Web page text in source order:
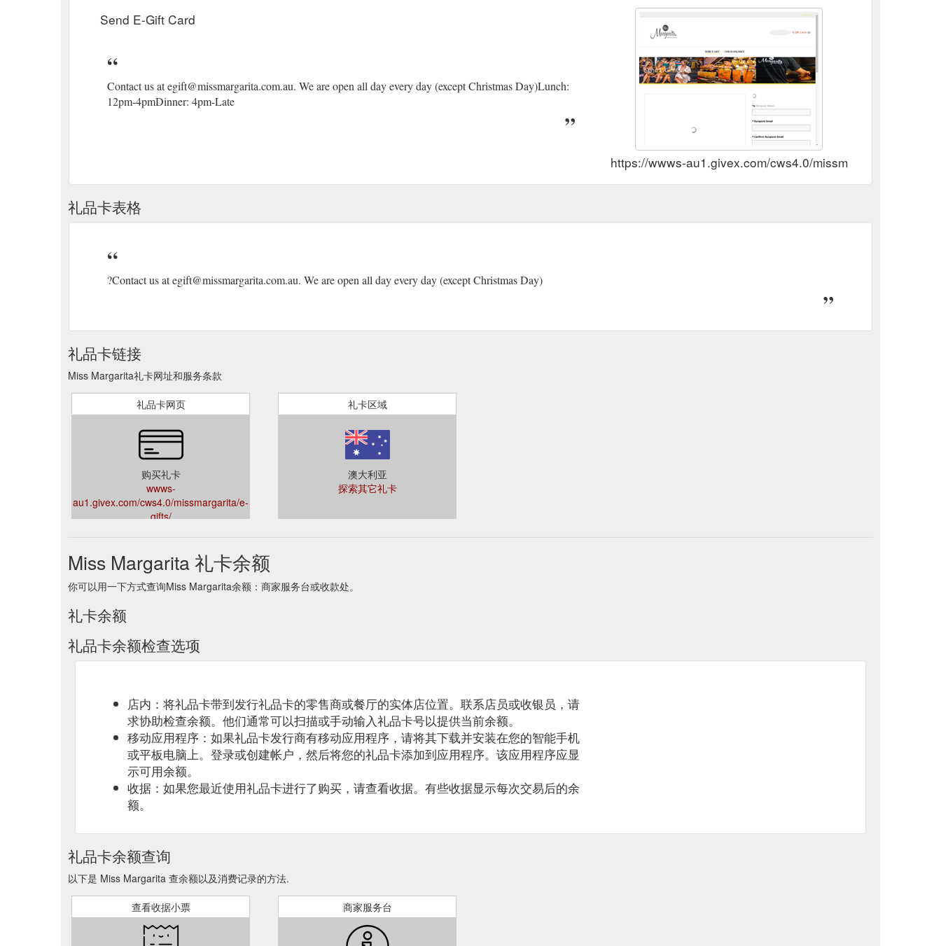
Send E-Gift Card
​Contact us at egift@missmargarita.com.au. We are open all day every day (except Christmas Day)Lunch:
12pm-4pmDinner: 4pm-Late
https://wwws-au1.givex.com/cws4.0/missmargarita/e-gifts/
礼品卡表格
?Contact us at egift@missmargarita.com.au. We are open all day every day (except Christmas Day)
礼品卡链接
Miss Margarita礼卡网址和服务条款
礼品卡网页
购买礼卡
wwws-
au1.givex.com/cws4.0/missmargarita/e-
gifts/
礼卡区域
澳大利亚
探索其它礼卡
Miss Margarita 礼卡余额
你可以用一下方式查询Miss Margarita余额：商家服务台或收款处。
礼卡余额
礼品卡余额检查选项
店内：将礼品卡带到发行礼品卡的零售商或餐厅的实体店位置。联系店员或收银员，请
求协助检查余额。他们通常可以扫描或手动输入礼品卡号以提供当前余额。
移动应用程序：如果礼品卡发行商有移动应用程序，请将其下载并安装在您的智能手机
或平板电脑上。登录或创建帐户，然后将您的礼品卡添加到应用程序。该应用程序应显
示可用余额。
收据：如果您最近使用礼品卡进行了购买，请查看收据。有些收据显示每次交易后的余
额。
礼品卡余额查询
以下是 Miss Margarita 查余额以及消费记录的方法.
查看收据小票 商家服务台